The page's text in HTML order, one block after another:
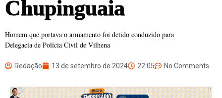
Chupinguaia
Homem que portava o armamento foi detido conduzido para
Delegacia de Polícia Civil de Vilhena
Redação 13 de setembro de 2024 22:05 No Comments